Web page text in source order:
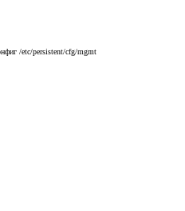
/etc/persistent/cfg/mgmt